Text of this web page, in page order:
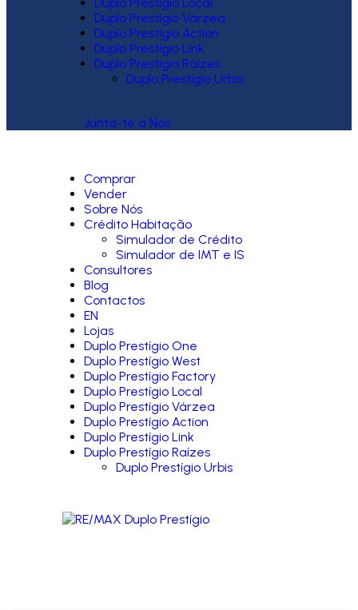
Duplo Prestígio Várzea
Duplo Prestígio Action
Duplo Prestígio Link
Duplo Prestígio Raízes
Duplo Prestígio Urbis
Junta-te a Nós
Comprar
Vender
Sobre Nós
Crédito Habitação
Simulador de Crédito
Simulador de IMT e IS
Consultores
Blog
Contactos
EN
Lojas
Duplo Prestígio One
Duplo Prestígio West
Duplo Prestígio Factory
Duplo Prestígio Local
Duplo Prestígio Várzea
Duplo Prestígio Action
Duplo Prestígio Link
Duplo Prestígio Raízes
Duplo Prestígio Urbis